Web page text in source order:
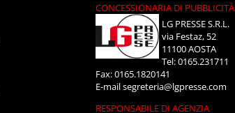
CONCESSIONARIA DI PUBBLICITÀ
LG PRESSE S.R.L.
via Festaz, 52
11100 AOSTA
Tel: 0165.231711
Fax: 0165.1820141
E-mailsegreteria@lgpresse.com
RESPONSABILE DI AGENZIA